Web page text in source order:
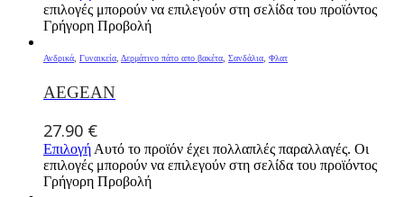
επιλογές μπορούν να επιλεγούν στη σελίδα του προϊόντος
Γρήγορη Προβολή
Ανδρικά Γυναικεία Δερμάτινο πάτο απο βακέτα Σανδάλια Φλατ
AEGEAN
27.90 €
Επιλογή Αυτό το προϊόν έχει πολλαπλές παραλλαγές. Οι
επιλογές μπορούν να επιλεγούν στη σελίδα του προϊόντος
Γρήγορη Προβολή